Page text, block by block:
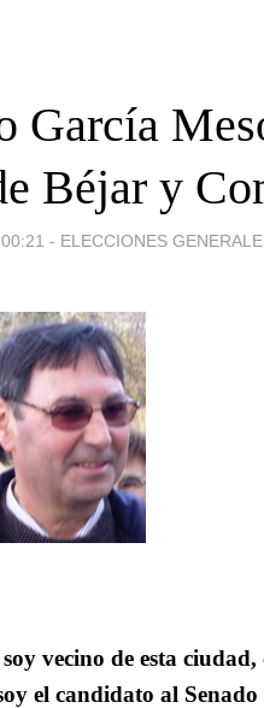
García
Béjar y
- ELECCIONES
vecino de esta ciudad,
el candidato al